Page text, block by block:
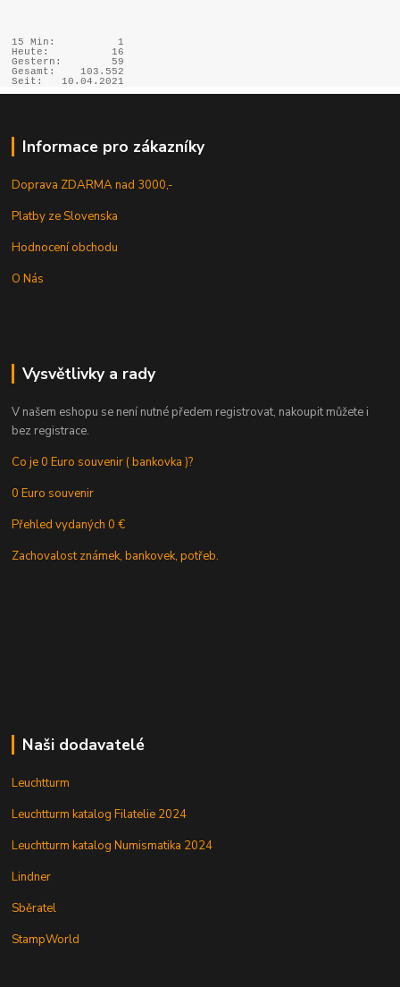
15 Min:
1
Heute:
16
Gestern:
59
Gesamt:
103.552
Seit:
10.04.2021
Informace pro zákazníky
Doprava ZDARMA nad 3000,-
Platby ze Slovenska
Hodnocení obchodu
O Nás
Vysvětlivky a rady
V našem eshopu se není nutné předem registrovat, nakoupit můžete i
bez registrace.
Co je 0 Euro souvenir ( bankovka )?
0 Euro souvenir
Přehled vydaných 0 €
Zachovalost známek, bankovek, potřeb.
Naši dodavatelé
Leuchtturm
Leuchtturm katalog Filatelie 2024
Leuchtturm katalog Numismatika 2024
Lindner
Sběratel
StampWorld